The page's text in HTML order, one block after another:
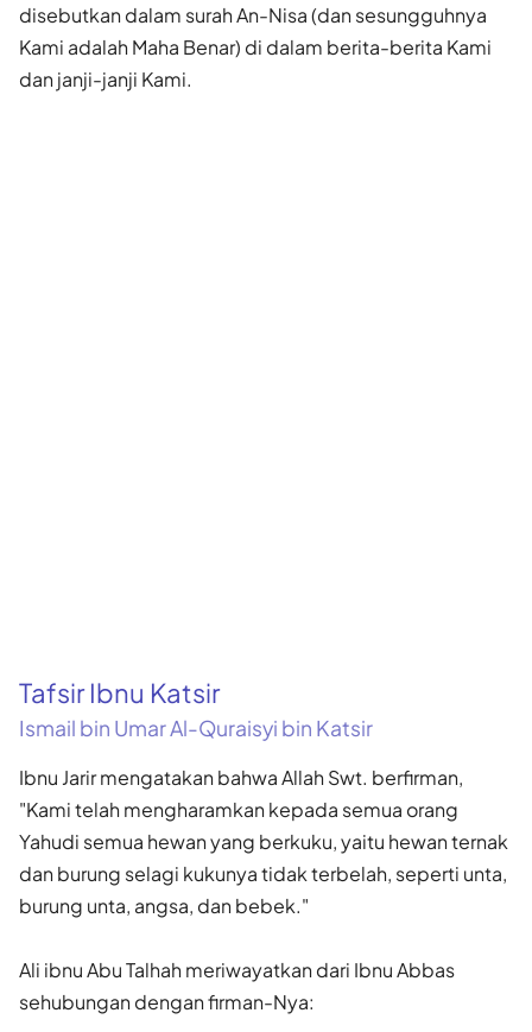
disebutkan dalam surah An-Nisa (dan sesungguhnya
Kami adalah Maha Benar) di dalam berita-berita Kami
dan janji-janji Kami.
Tafsir Ibnu Katsir
Ismail bin Umar Al-Quraisyi bin Katsir
Ibnu Jarir mengatakan bahwa Allah Swt. berfirman,
"Kami telah mengharamkan kepada semua orang
Yahudi semua hewan yang berkuku, yaitu hewan ternak
dan burung selagi kukunya tidak terbelah, seperti unta,
burung unta, angsa, dan bebek."
Ali ibnu Abu Talhah meriwayatkan dari Ibnu Abbas
sehubungan dengan firman-Nya: